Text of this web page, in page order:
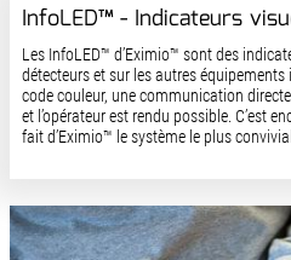
InfoLED™ - Indicateurs
Les InfoLED™ d’Eximio™ sont des
détecteurs et sur les autres
code couleur, une communication
et l’opérateur est rendu possible. C’est
fait d’Eximio™ le système le plus